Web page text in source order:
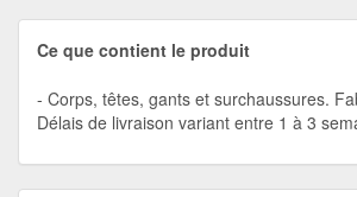
Ce que contient le produit
Corps, têtes, gants et surchaussures.
Délais de livraison variant entre 1 à 3